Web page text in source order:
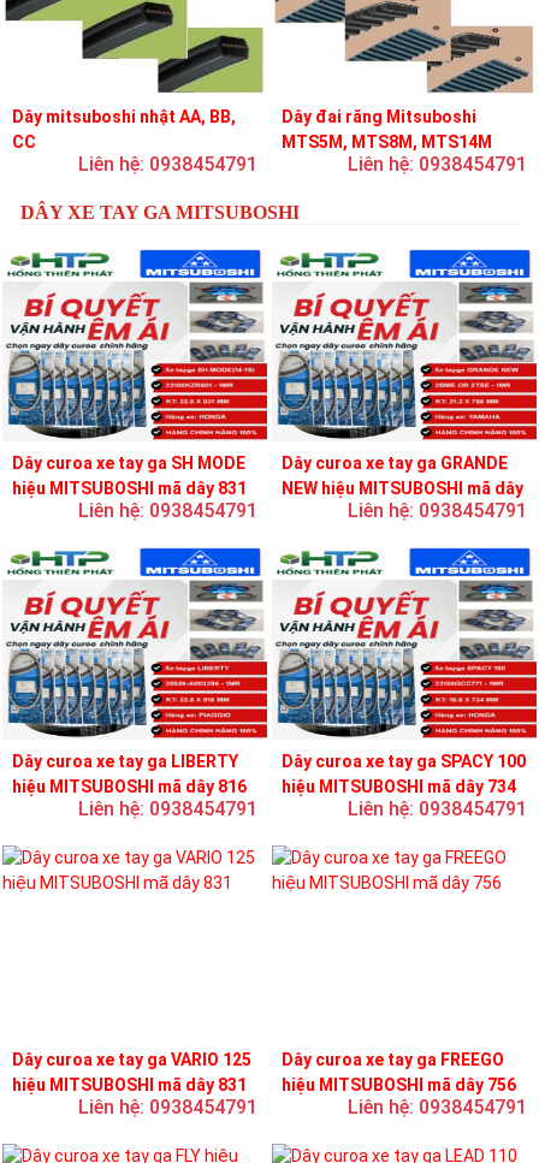
Dây mitsuboshi nhật AA, BB,
CC
Liên hệ: 0938454791
Dây đai răng Mitsuboshi
MTS5M, MTS8M, MTS14M
Liên hệ: 0938454791
DÂY XE TAY GA MITSUBOSHI
Dây curoa xe tay ga SH MODE
hiệu MITSUBOSHI mã dây 831
Liên hệ: 0938454791
Dây curoa xe tay ga GRANDE
NEW hiệu MITSUBOSHI mã dây
Liên hệ: 0938454791
Dây curoa xe tay ga LIBERTY
hiệu MITSUBOSHI mã dây 816
Liên hệ: 0938454791
Dây curoa xe tay ga SPACY 100
hiệu MITSUBOSHI mã dây 734
Liên hệ: 0938454791
Dây curoa xe tay ga VARIO 125
hiệu MITSUBOSHI mã dây 831
Liên hệ: 0938454791
Dây curoa xe tay ga FREEGO
hiệu MITSUBOSHI mã dây 756
Liên hệ: 0938454791